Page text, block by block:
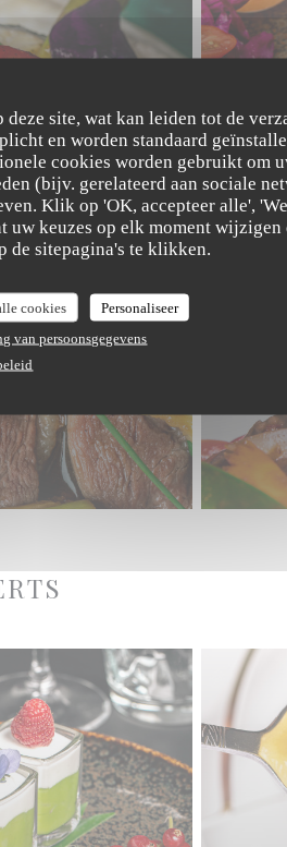
site, wat kan leiden tot de
en worden standaard
cookies worden gebruikt om
(bijv. gerelateerd aan sociale
Klik op 'OK, accepteer alle',
uw keuzes op elk moment wijzigen
de sitepagina's te klikken.
cookies
Personaliseer
van persoonsgegevens